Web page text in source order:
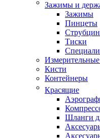
Зажимы и
Зажимы
Пинцеты
Тиски
Кисти
Контейнеры
Красящие
Шланги